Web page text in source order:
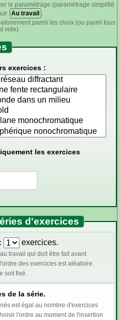
le paramétrage (paramétrage simplifié
Au travail
parmi les choix (ou parmi tous
vide).
exercices :
les exercices
d'exercices
exercices.
travail qui doit être fait avant
des exercices est aléatoire.
soit fixé.
de la série.
est égal au nombre d'exercices